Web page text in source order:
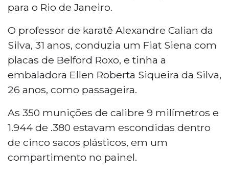
para o Rio de Janeiro.
O professor de karatê Alexandre Calian da
Silva, 31 anos, conduzia um Fiat Siena com
placas de Belford Roxo, e tinha a
embaladora Ellen Roberta Siqueira da Silva,
26 anos, como passageira.
As 350 munições de calibre 9 milímetros e
1.944 de .380 estavam escondidas dentro
de cinco sacos plásticos, em um
compartimento no painel.